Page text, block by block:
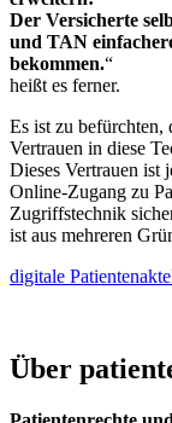
Der Versicherte
und TAN
bekommen.“
heißt es ferner.
Es ist zu
Vertrauen in diese
Dieses Vertrauen ist
Online-Zugang zu
Zugriffstechnik
ist aus mehreren
digitale Patientenakte
Über